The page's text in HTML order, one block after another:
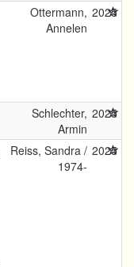
Ottermann,
Annelen
2025
Schlechter,
Armin
2025
Reiss, Sandra /
1974-
2025